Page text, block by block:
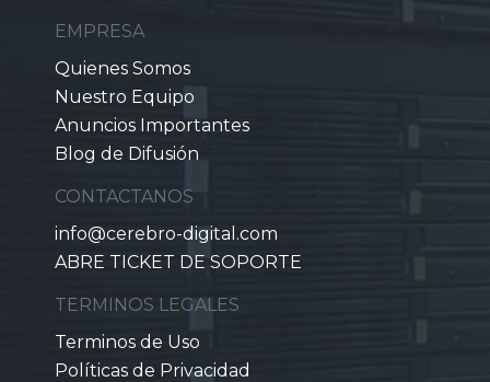
EMPRESA
Quienes Somos
Nuestro Equipo
Anuncios Importantes
Blog de Difusión
CONTACTANOS
info@cerebro-digital.com
ABRE TICKET DE SOPORTE
TERMINOS LEGALES
Terminos de Uso
Políticas de Privacidad